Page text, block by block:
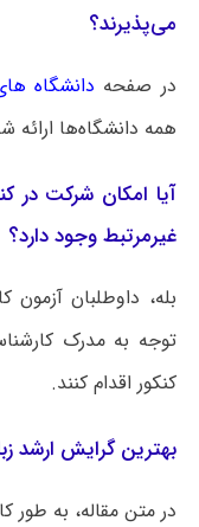
می‌پذیرند؟
در صفحه دانشگاه
همه دانشگاه‌ها
آیا امکان شرکت در
غیرمرتبط وجود دارد؟
بله، داوطلبان
توجه به مدرک
کنکور اقدام کنند.
بهترین گرایش ارشد
در متن مقاله، به